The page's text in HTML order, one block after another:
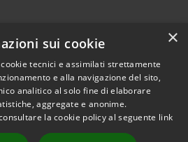
Copyright © 2026 • Comune di
Cattolica • Powered by
×
sui cookie
tecnici e assimilati strettamente
e alla navigazione del sito,
analitico al solo fine di elaborare
aggregate e anonime.
la cookie policy al seguente link